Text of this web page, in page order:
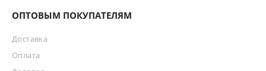
ОПТОВЫМ ПОКУПАТЕЛЯМ
Доставка
Оплата